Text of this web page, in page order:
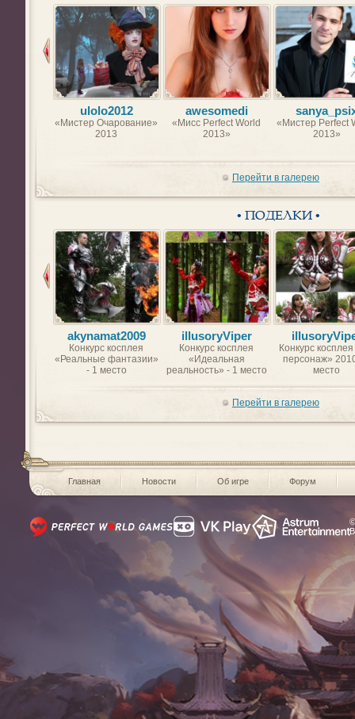
ulolo2012
«Мистер Очарование»
2013
awesomedi
«Мисс Perfect World
2013»
«Мистер Perfect
2013»
Перейти в галерею
• ПОДЕЛКИ •
akynamat2009
Конкурс косплея
«Реальные фантазии»
- 1 место
illusoryViper
Конкурс косплея
«Идеальная
реальность» - 1 место
Конкурс
персонаж»
место
Перейти в галерею
Главная Новости Об игре Форум